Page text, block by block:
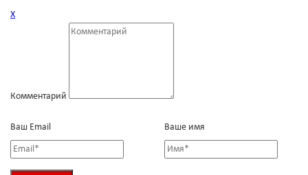
Х
Комментарий
Ваш Email Ваше имя